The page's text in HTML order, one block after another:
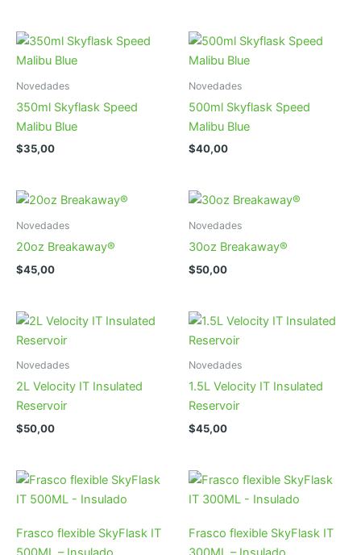
Novedades
350ml Skyflask Speed
Malibu Blue
$35,00
Novedades
500ml Skyflask Speed
Malibu Blue
$40,00
Novedades
20oz Breakaway®
$45,00
Novedades
30oz Breakaway®
$50,00
Novedades
2L Velocity IT Insulated
Reservoir
$50,00
Novedades
1.5L Velocity IT Insulated
Reservoir
$45,00
Frasco flexible SkyFlask IT
Frasco flexible SkyFlask IT